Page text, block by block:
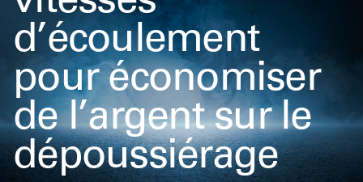
d’écoulement
pour économiser
de l’argent sur le
dépoussiérage